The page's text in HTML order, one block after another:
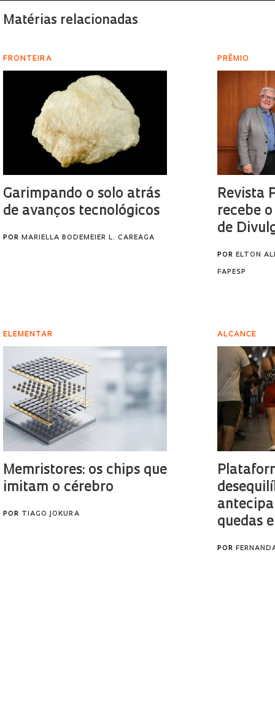
Matérias relacionadas
FRONTEIRA
Garimpando o solo atrás
de avanços tecnológicos
POR MARIELLA BODEMEIER L. CAREAGA
PRÊMIO
Revista
recebe o
de
PORELTON
FAPESP
ELEMENTAR
Memristores: os chips que
imitam o cérebro
POR TIAGO JOKURA
ALCANCE
quedas
POR